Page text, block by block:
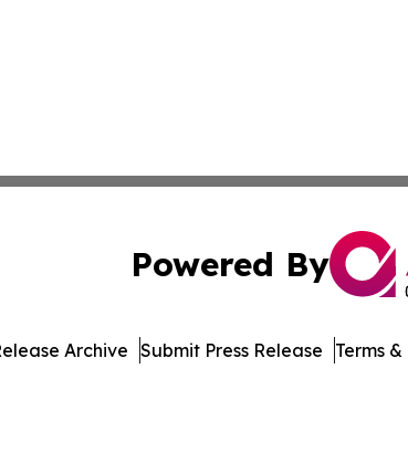
Powered By
Archive Submit Press Release Terms